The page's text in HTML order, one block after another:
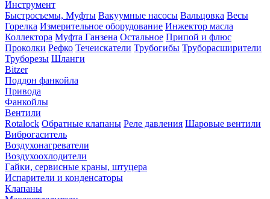
Инструмент
Быстросъемы, Муфты Вакуумные насосы Вальцовка Весы
Горелка Измерительное оборудование Инжектор масла
Коллектора Муфта Ганзена Остальное Припой и флюс
Проколки Рефко Течеискатели Трубогибы Труборасширители
Труборезы Шланги
Bitzer
Поддон фанкойла
Привода
Фанкойлы
Вентили
Rotalock Обратные клапаны Реле давления Шаровые вентили
Виброгаситель
Воздухонагреватели
Воздухоохлодители
Гайки, сервисные краны, штуцера
Испарители и конденсаторы
Клапаны